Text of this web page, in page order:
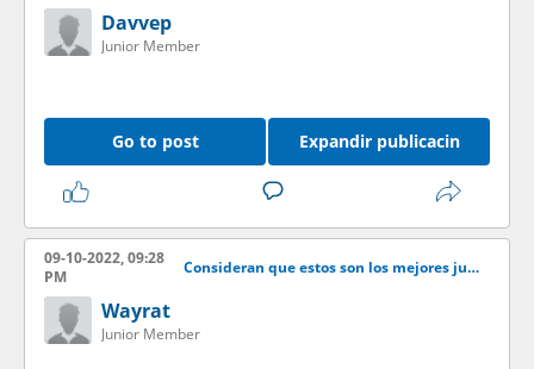
Davvep
Junior Member
Go to post Expandir publicacin
09-10-2022, 09:28
PM
Consideran que estos son los mejores jugadores de la NBA?
Wayrat
Junior Member